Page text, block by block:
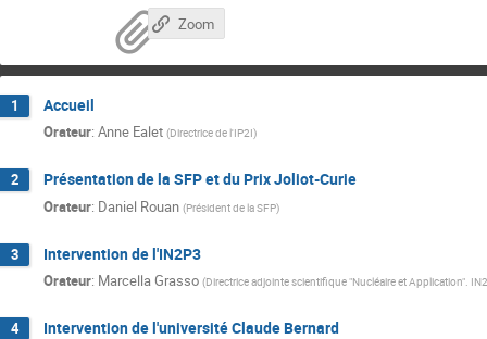
Zoom
1 Accueil
Orateur: Anne Ealet (Directrice de l'IP2I)
2 Présentation de la SFP et du Prix Joliot-Curie
Orateur: Daniel Rouan (Président de la SFP)
3 Intervention de l'IN2P3
Orateur: Marcella Grasso (Directrice adjointe scientifique "Nucléaire et Application".
4 Intervention de l'université Claude Bernard